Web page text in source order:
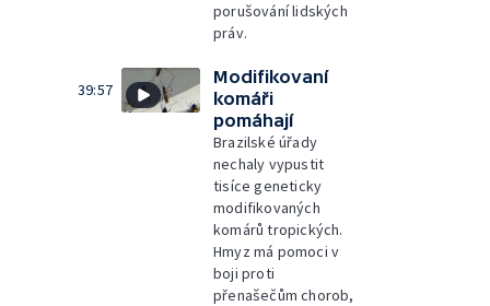
porušování lidských
práv.
39:57
Modifikovaní
komáři
pomáhají
Brazilské úřady
nechaly vypustit
tisíce geneticky
modifikovaných
komárů tropických.
Hmyz má pomoci v
boji proti
přenašečům chorob,